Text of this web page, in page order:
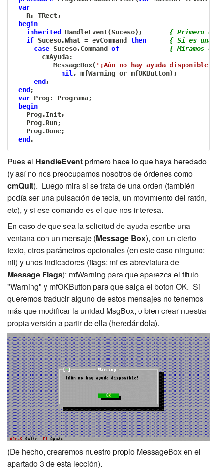
var
   R
: TRect;
begin
inherited
HandleEvent(Suceso) ;
{ Primero
if Suceso.What = evCommand then
{ Si es una
case Suceso.Command of
{ Miramos
       cmAyuda
:
          MessageBox
( '¡Aún no hay ayuda disponible!'
nil, mfWarning or mfOKButton) ;
end ;
end ;
var Prog: Programa;
begin
   Prog
.Init;
   Prog
.Run;
   Prog
.Done;
end .
Pues el HandleEventprimero hace lo que haya heredado
(y así no nos preocupamos nosotros de órdenes como
cmQuit). Luego mira si se trata de una orden (también
podía ser una pulsación de tecla, un movimiento del ratón,
etc), y si ese comando es el que nos interesa.
En caso de que sea la solicitud de ayuda escribe una
ventana con un mensaje (Message Box), con un cierto
texto, otros parámetros opcionales (en este caso ninguno:
nil) y unos indicadores (flags: mf es abreviatura de
Message Flags): mfWarning para que aparezca el título
"Warning" y mfOKButton para que salga el boton OK. Si
queremos traducir alguno de estos mensajes no tenemos
más que modificar la unidad MsgBox, o bien crear nuestra
propia versión a partir de ella (heredándola).
(De hecho, crearemos nuestro propio MessageBox en el
apartado 3 de esta lección).